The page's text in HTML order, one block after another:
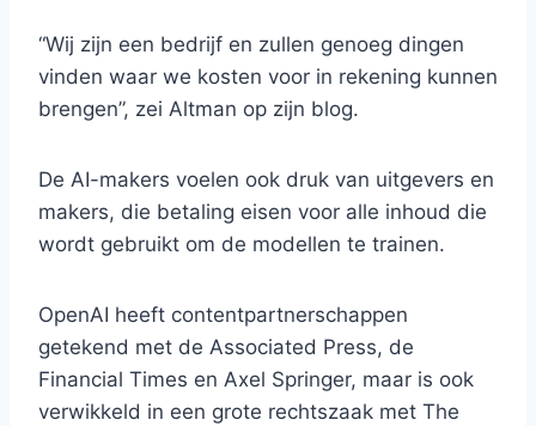
“Wij zijn een bedrijf en zullen genoeg dingen
vinden waar we kosten voor in rekening kunnen
brengen”, zei Altman op zijn blog.
De AI-makers voelen ook druk van uitgevers en
makers, die betaling eisen voor alle inhoud die
wordt gebruikt om de modellen te trainen.
OpenAI heeft contentpartnerschappen
getekend met de Associated Press, de
Financial Times en Axel Springer, maar is ook
verwikkeld in een grote rechtszaak met The